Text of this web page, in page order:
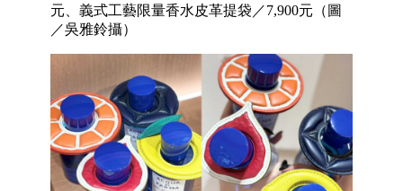
元、義式工藝限量香水皮革提袋／7,900元（圖
／吳雅鈴攝）